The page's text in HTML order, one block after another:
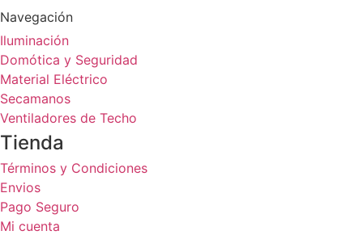
Navegación
Iluminación
Domótica y Seguridad
Material Eléctrico
Secamanos
Ventiladores de Techo
Tienda
Términos y Condiciones
Envios
Pago Seguro
Mi cuenta